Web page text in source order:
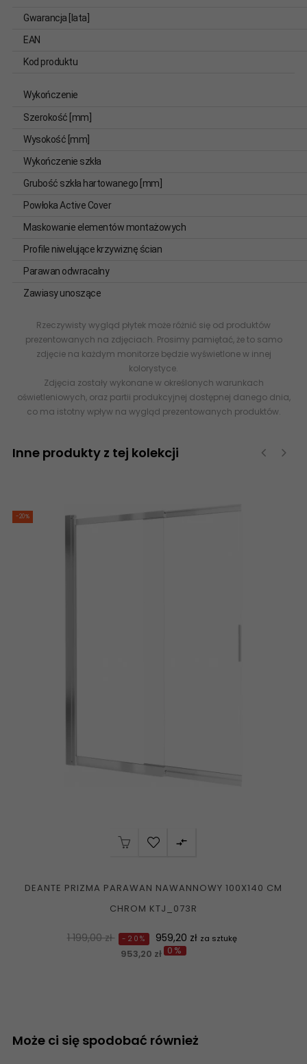
Gwarancja [lata]
EAN
Kod produktu
Wykończenie
Szerokość [mm]
Wysokość [mm]
Wykończenie szkła
Grubość szkła hartowanego [mm]
Powłoka Active Cover
Maskowanie elementów montażowych
Profile niwelujące krzywiznę ścian
Parawan odwracalny
Zawiasy unoszące
Rzeczywisty wygląd płytek może różnić się od produktów
prezentowanych na zdjęciach. Prosimy pamiętać, że to samo
zdjęcie na każdym monitorze będzie wyświetlone w innej
kolorystyce.
Zdjęcia zostały wykonane w określonych warunkach
oświetleniowych, oraz partii produkcyjnej dostępnej danego dnia,
co ma istotny wpływ na wygląd prezentowanych produktów.
Inne produkty z tej kolekcji
-20%

DEANTE PRIZMA PARAWAN NAWANNOWY 100X140 CM
CHROM KTJ_073R
Normalna
1 199,00 zł -20% Cena
959,20 zł za sztukę
953,20 zł 0%
Może ci się spodobać również